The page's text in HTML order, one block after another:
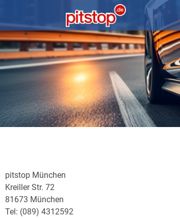
pitstop München
Kreiller Str. 72
81673 München
Tel: (089) 4312592